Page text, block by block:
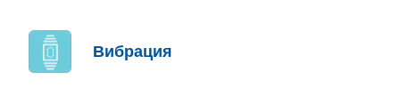
Вибрация